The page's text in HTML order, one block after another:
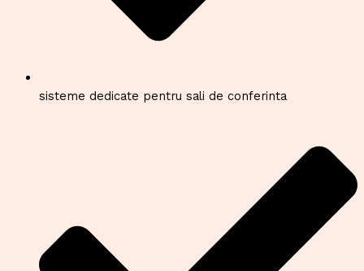
sisteme dedicate pentru sali de conferinta